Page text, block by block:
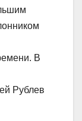
В
Рублев